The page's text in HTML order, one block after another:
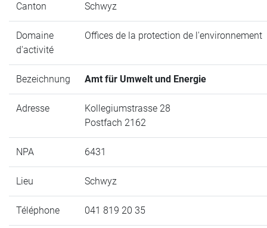
Canton Schwyz
Domaine
d'activité
Offices de la protection de l'environnement
Bezeichnung Amt für Umwelt und Energie
Adresse
Kollegiumstrasse 28
Postfach 2162
NPA 6431
Lieu Schwyz
Téléphone 041 819 20 35